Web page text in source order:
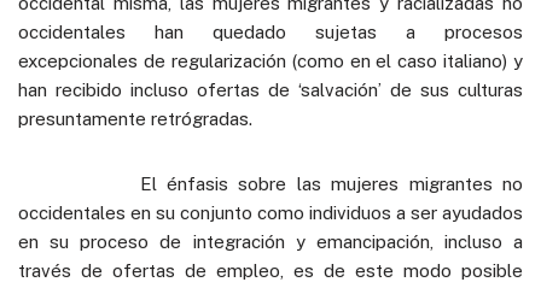
occidentales han quedado sujetas a procesos
excepcionales de regularización (como en el caso italiano) y
han recibido incluso ofertas de ‘salvación’ de sus culturas
presuntamente retrógradas.
El énfasis sobre las mujeres migrantes no
occidentales en su conjunto como individuos a ser ayudados
en su proceso de integración y emancipación, incluso a
través de ofertas de empleo, es de este modo posible